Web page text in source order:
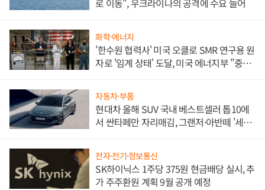
로 이동", 우크라이나의 공격에 수요 늘어
화학·에너지
'한수원 협력사' 미국 오클로 SMR 연구용 원
자로 '임계 상태' 도달, 미국 에너지부 "중요
자동차·부품
현대차 올해 SUV 국내 베스트셀러 톱10에
서 싼타페만 자리매김, 그랜저·아반떼 '세단
전자·전기·정보통신
SK하이닉스 1주당 375원 현금배당 실시, 추
가 주주환원 계획 9월 공개 예정